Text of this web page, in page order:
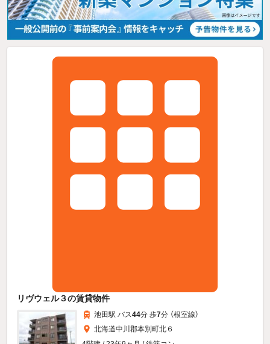
リヴウェル３の賃貸物件
池田駅 バス44分 歩7分 （根室線）
北海道中川郡本別町北６